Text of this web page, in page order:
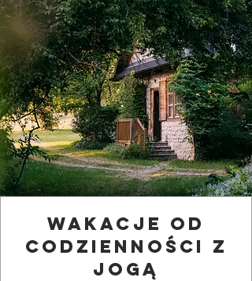
WAKACJE od
codzienności Z
JOGĄ